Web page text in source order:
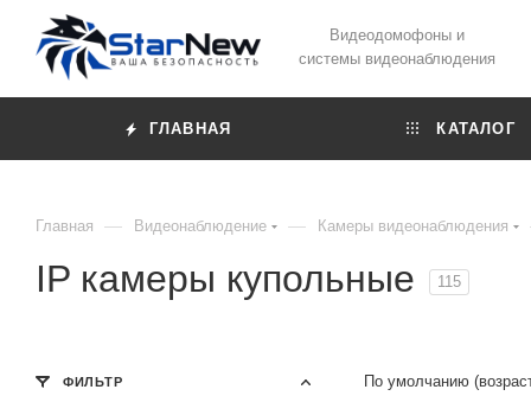
Видеодомофоны и
системы видеонаблюдения
ГЛАВНАЯ КАТАЛОГ
Главная — Видеонаблюдение — Камеры видеонаблюдения
IP камеры купольные 115
По умолчанию
ФИЛЬТР